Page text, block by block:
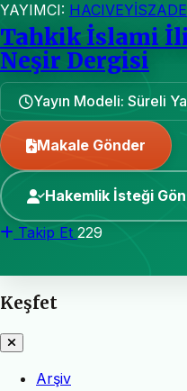
YAYIMCI:
Tahkik İslami
Neşir Dergisi
Yayın Modeli: Süreli
Makale Gönder
Hakemlik İsteği
Takip Et 229
Keşfet
Arşiv